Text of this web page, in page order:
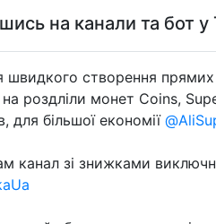
каналі:
на канали та бот у
швидкого створення
роздліли монет Coins,
для більшої економії
канал зі знижками